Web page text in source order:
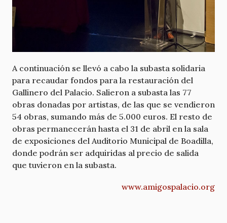
A continuación se llevó a cabo la subasta solidaria
para recaudar fondos para la restauración del
Gallinero del Palacio. Salieron a subasta las 77
obras donadas por artistas, de las que se vendieron
54 obras, sumando más de 5.000 euros. El resto de
obras permanecerán hasta el 31 de abril en la sala
de exposiciones del Auditorio Municipal de Boadilla,
donde podrán ser adquiridas al precio de salida
que tuvieron en la subasta.
www.amigospalacio.org